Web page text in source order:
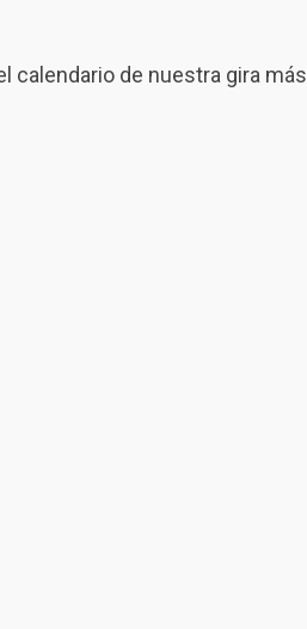
calendario de nuestra gira más